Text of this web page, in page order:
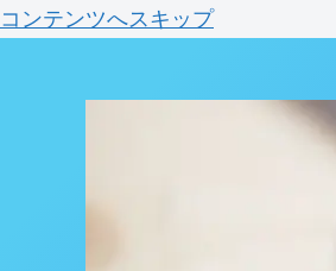
コンテンツへスキップ